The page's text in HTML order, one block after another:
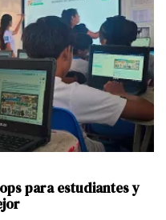
para estudiantes y